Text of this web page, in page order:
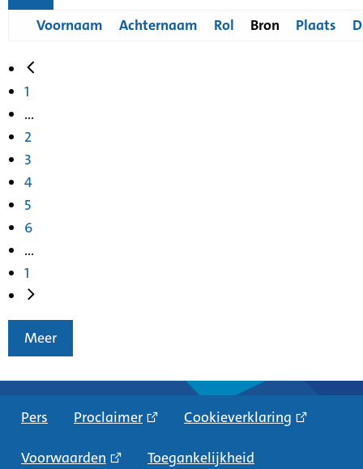
Voornaam Achternaam Rol Bron Plaats
1
...
2
3
4
5
6
...
1
Meer
Pers Proclaimer Cookieverklaring
Voorwaarden Toegankelijkheid